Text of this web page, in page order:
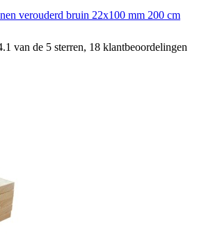
verouderd bruin 22x100 mm 200 cm
van de 5 sterren, 18 klantbeoordelingen